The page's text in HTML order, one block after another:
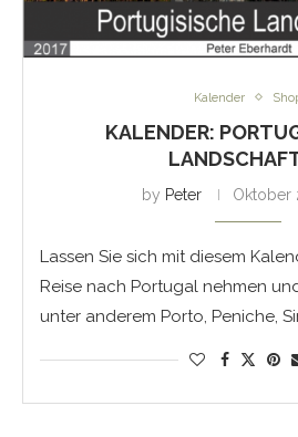
Kalender
KALENDER:
by Peter Oktober
Lassen Sie sich mit diesem
Reise nach Portugal nehmen
unter anderem Porto, Peniche,